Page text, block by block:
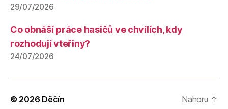
29/07/2026
Co obnáší práce hasičů ve chvílích, kdy
rozhodují vteřiny?
24/07/2026
© 2026 Děčín Nahoru ↑